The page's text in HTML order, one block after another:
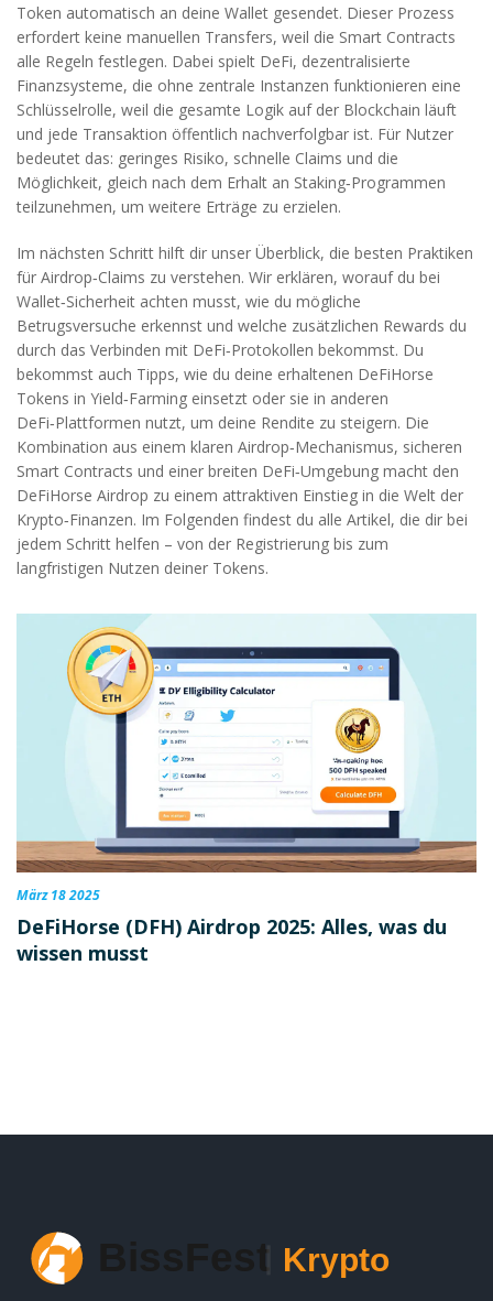
Token automatisch an deine Wallet gesendet. Dieser Prozess
erfordert keine manuellen Transfers, weil die Smart Contracts
alle Regeln festlegen. Dabei spielt DeFi, dezentralisierte
Finanzsysteme, die ohne zentrale Instanzen funktionieren eine
Schlüsselrolle, weil die gesamte Logik auf der Blockchain läuft
und jede Transaktion öffentlich nachverfolgbar ist. Für Nutzer
bedeutet das: geringes Risiko, schnelle Claims und die
Möglichkeit, gleich nach dem Erhalt an Staking‑Programmen
teilzunehmen, um weitere Erträge zu erzielen.
Im nächsten Schritt hilft dir unser Überblick, die besten Praktiken
für Airdrop‑Claims zu verstehen. Wir erklären, worauf du bei
Wallet‑Sicherheit achten musst, wie du mögliche
Betrugsversuche erkennst und welche zusätzlichen Rewards du
durch das Verbinden mit DeFi‑Protokollen bekommst. Du
bekommst auch Tipps, wie du deine erhaltenen DeFiHorse
Tokens in Yield‑Farming einsetzt oder sie in anderen
DeFi‑Plattformen nutzt, um deine Rendite zu steigern. Die
Kombination aus einem klaren Airdrop‑Mechanismus, sicheren
Smart Contracts und einer breiten DeFi‑Umgebung macht den
DeFiHorse Airdrop zu einem attraktiven Einstieg in die Welt der
Krypto‑Finanzen. Im Folgenden findest du alle Artikel, die dir bei
jedem Schritt helfen – von der Registrierung bis zum
langfristigen Nutzen deiner Tokens.
März 18 2025
DeFiHorse (DFH) Airdrop 2025: Alles, was du
wissen musst